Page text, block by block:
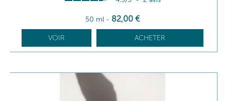
50 ml - 82,00 €
VOIR ACHETER